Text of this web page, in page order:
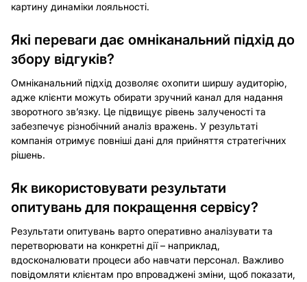
картину динаміки лояльності.
Які переваги дає омніканальний підхід до
збору відгуків?
Омніканальний підхід дозволяє охопити ширшу аудиторію,
адже клієнти можуть обирати зручний канал для надання
зворотного зв’язку. Це підвищує рівень залученості та
забезпечує різнобічний аналіз вражень. У результаті
компанія отримує повніші дані для прийняття стратегічних
рішень.
Як використовувати результати
опитувань для покращення сервісу?
Результати опитувань варто оперативно аналізувати та
перетворювати на конкретні дії – наприклад,
вдосконалювати процеси або навчати персонал. Важливо
повідомляти клієнтам про впроваджені зміни, щоб показати,